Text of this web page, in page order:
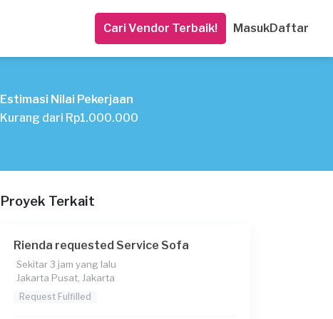
Cari Vendor Terbaik! MasukDaftar
Estimasi Nilai Pekerjaan
Kurang dari Rp1.000.000
Proyek Terkait
Rienda requested Service Sofa
Sekitar 3 jam yang lalu
Jakarta Pusat, Jakarta
Request Fulfilled